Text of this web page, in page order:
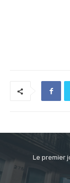
Le premier